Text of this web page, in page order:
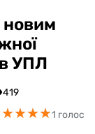
новим
в УПЛ
419
★★★★
★★★★1 голос